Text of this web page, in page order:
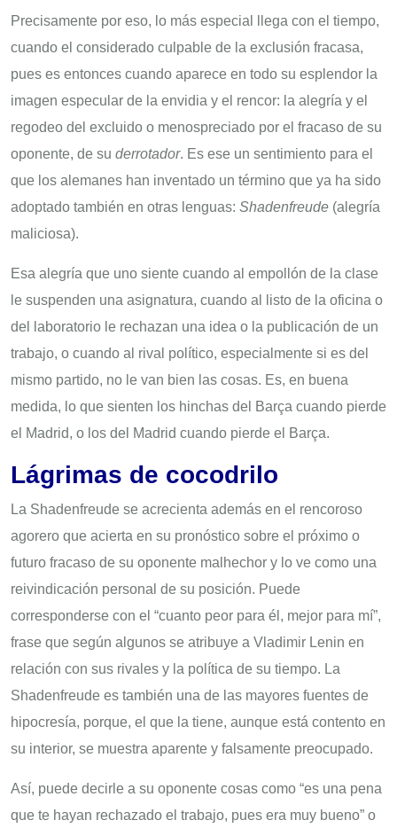
Precisamente por eso, lo más especial llega con el tiempo,
cuando el considerado culpable de la exclusión fracasa,
pues es entonces cuando aparece en todo su esplendor la
imagen especular de la envidia y el rencor: la alegría y el
regodeo del excluido o menospreciado por el fracaso de su
oponente, de su derrotador. Es ese un sentimiento para el
que los alemanes han inventado un término que ya ha sido
adoptado también en otras lenguas: Shadenfreude (alegría
maliciosa).
Esa alegría que uno siente cuando al empollón de la clase
le suspenden una asignatura, cuando al listo de la oficina o
del laboratorio le rechazan una idea o la publicación de un
trabajo, o cuando al rival político, especialmente si es del
mismo partido, no le van bien las cosas. Es, en buena
medida, lo que sienten los hinchas del Barça cuando pierde
el Madrid, o los del Madrid cuando pierde el Barça.
Lágrimas de cocodrilo
La Shadenfreude se acrecienta además en el rencoroso
agorero que acierta en su pronóstico sobre el próximo o
futuro fracaso de su oponente malhechor y lo ve como una
reivindicación personal de su posición. Puede
corresponderse con el “cuanto peor para él, mejor para mí”,
frase que según algunos se atribuye a Vladimir Lenin en
relación con sus rivales y la política de su tiempo. La
Shadenfreude es también una de las mayores fuentes de
hipocresía, porque, el que la tiene, aunque está contento en
su interior, se muestra aparente y falsamente preocupado.
Así, puede decirle a su oponente cosas como “es una pena
que te hayan rechazado el trabajo, pues era muy bueno” o